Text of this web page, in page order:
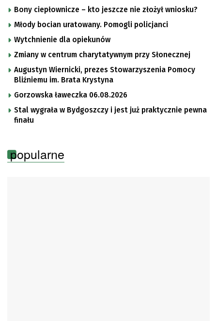
Bony ciepłownicze – kto jeszcze nie złożył wniosku?
Młody bocian uratowany. Pomogli policjanci
Wytchnienie dla opiekunów
Zmiany w centrum charytatywnym przy Słonecznej
Augustyn Wiernicki, prezes Stowarzyszenia Pomocy
Bliźniemu im. Brata Krystyna
Gorzowska ławeczka 06.08.2026
Stal wygrała w Bydgoszczy i jest już praktycznie pewna
finału
popularne